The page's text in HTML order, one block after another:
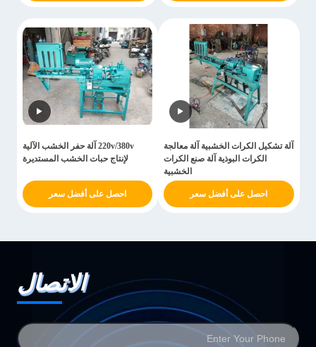
آلة تشكيل الكرات الخشبية آلة معالجة
الكرات البوذية آلة صنع الكرات
الخشبية
احصل على أفضل سعر
220v/380v آلة حفر الخشب الآلية
لإنتاج حبات الخشب المستديرة
احصل على أفضل سعر
الاتصال